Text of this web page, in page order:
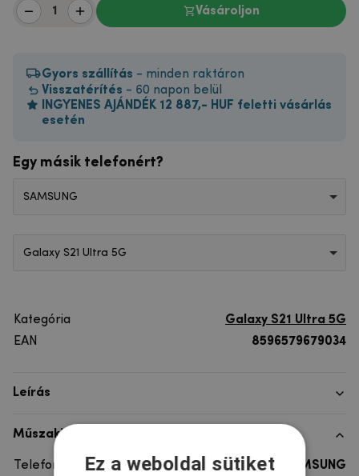
Vásároljon
Gyors szállítás - minden raktáron
Visszatérítés - 60 napon belül
INGYENES AJÁNDÉK 12 887,- HUF feletti vásárlás
esetén
Egy másik telefonért?
SAMSUNG
Galaxy S21 Ultra 5G
Kategória
Galaxy S21 Ultra 5G
EAN
8596579679034
Leírás
Műszaki adatok
Telefon márka
SAMSUNG
Ez a weboldal sütiket